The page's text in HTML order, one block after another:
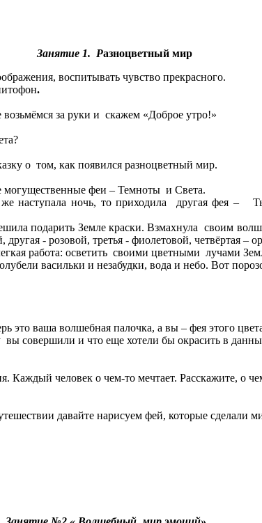
Занятие 1. Разноцветный мир
воспитывать чувство прекрасного.
.
возьмёмся за руки и скажем «Доброе утро!»
о том, как появился разноцветный мир.
феи – Темноты и Света.
наступала ночь, то приходила другая фея
подарить Земле краски. Взмахнула своим
- розовой, третья - фиолетовой, четвёртая –
работа: осветить своими цветными лучами
васильки и незабудки, вода и небо. Вот
ваша волшебная палочка, а вы – фея этого
совершили и что еще хотели бы окрасить в
человек о чем-то мечтает. Расскажите, о
давайте нарисуем фей, которые сделали